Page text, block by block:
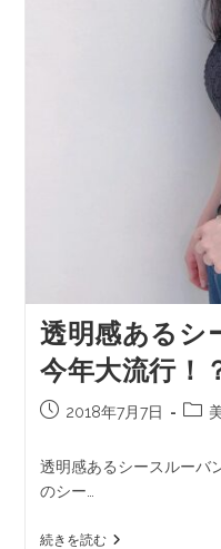
透明感あるシ
今年大流行！
2018年7月7日
透明感あるシースルーバ
のシー…
続きを読む